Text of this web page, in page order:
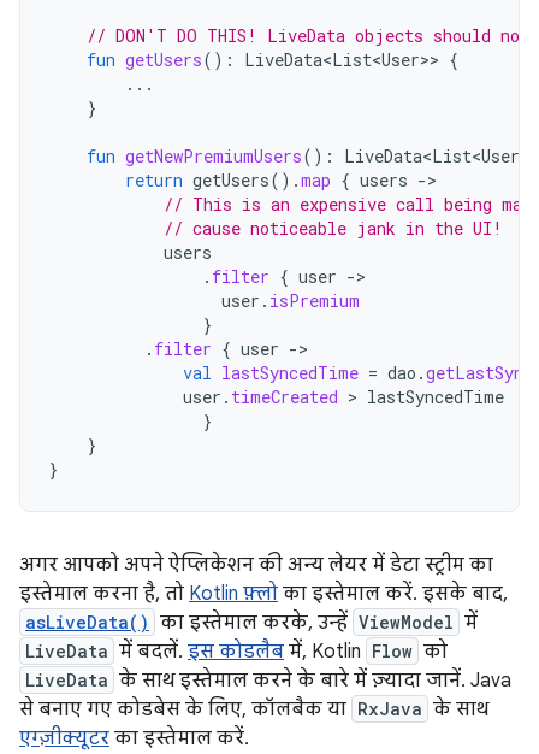
// DON'T DO THIS! LiveData objects should
fun getUsers(): LiveData<List<User>> {
...
}
fun getNewPremiumUsers(): LiveData<List<User>
return getUsers().map { users -
// This is an expensive call being
// cause noticeable jank in the UI!
users
. filter { user -
user . isPremium
}
. filter { user -
val lastSyncedTime = dao .
user . timeCreated > lastSyncedTime
}
}
}
अगर आपको अपने ऐप्लिकेशन की अन्य लेयर में डेटा स्ट्रीम का
इस्तेमाल करना है, तो Kotlin फ़्लो का इस्तेमाल करें. इसके बाद,
asLiveData() का इस्तेमाल करके, उन्हें ViewModel में
LiveData में बदलें. इस कोडलैब में, Kotlin Flow को
LiveData के साथ इस्तेमाल करने के बारे में ज़्यादा जानें. Java
से बनाए गए कोडबेस के लिए, कॉलबैक या RxJava के साथ
एग्ज़ीक्यूटर का इस्तेमाल करें.